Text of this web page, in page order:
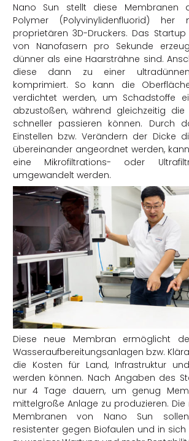
Nano Sun stellt diese Membranen
Polymer (Polyvinylidenfluorid)
proprietären 3D-Druckers. Das
von Nanofasern pro Sekunde
dünner als eine Haarsträhne sind.
diese dann zu einer
komprimiert. So kann die
verdichtet werden, um Schadstoffe
abzustoßen, während gleichzeitig die
schneller passieren können. Durch
Einstellen bzw. Verändern der Dicke
übereinander angeordnet werden,
eine Mikrofiltrations- oder
umgewandelt werden.
Diese neue Membran ermöglicht
Wasseraufbereitungsanlagen bzw.
die Kosten für Land, Infrastruktur
werden können. Nach Angaben des
nur 4 Tage dauern, um genug
mittelgroße Anlage zu produzieren. Die
Membranen von Nano Sun
resistenter gegen Biofaulen und in sich